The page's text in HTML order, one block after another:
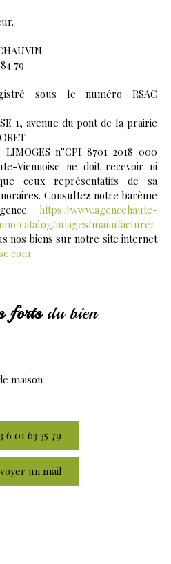
79
sous le numéro RSAC
1, avenue du pont de la prairie
n°CPI 8701 2018 000
Viennoise ne doit recevoir ni
ceux représentatifs de sa
Consultez notre barème
https://www.agencehaute-
catalog/images/manufacturer
nos biens sur notre site internet
fortsdu bien
maison
6 01 63 35 79
un mail